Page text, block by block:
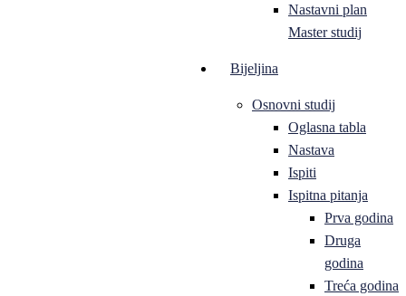
Nastavni plan
Master studij
Bijeljina
Osnovni studij
Oglasna tabla
Nastava
Ispiti
Ispitna pitanja
Prva godina
Druga
godina
Treća godina